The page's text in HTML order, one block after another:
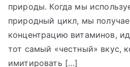
природы. Когда мы
природный цикл, мы
концентрацию витаминов,
тот самый «честный» вкус,
имитировать […]